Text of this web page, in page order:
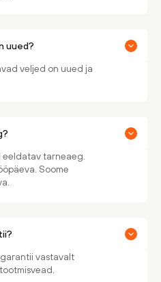
uued?
veljed on uued ja
tarneaeg.
Soome
vastavalt